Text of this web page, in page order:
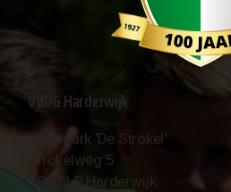
VVOG Harderwijk
Sportpark 'De Strokel'
Strokelweg 5
3847 LR Harderwijk